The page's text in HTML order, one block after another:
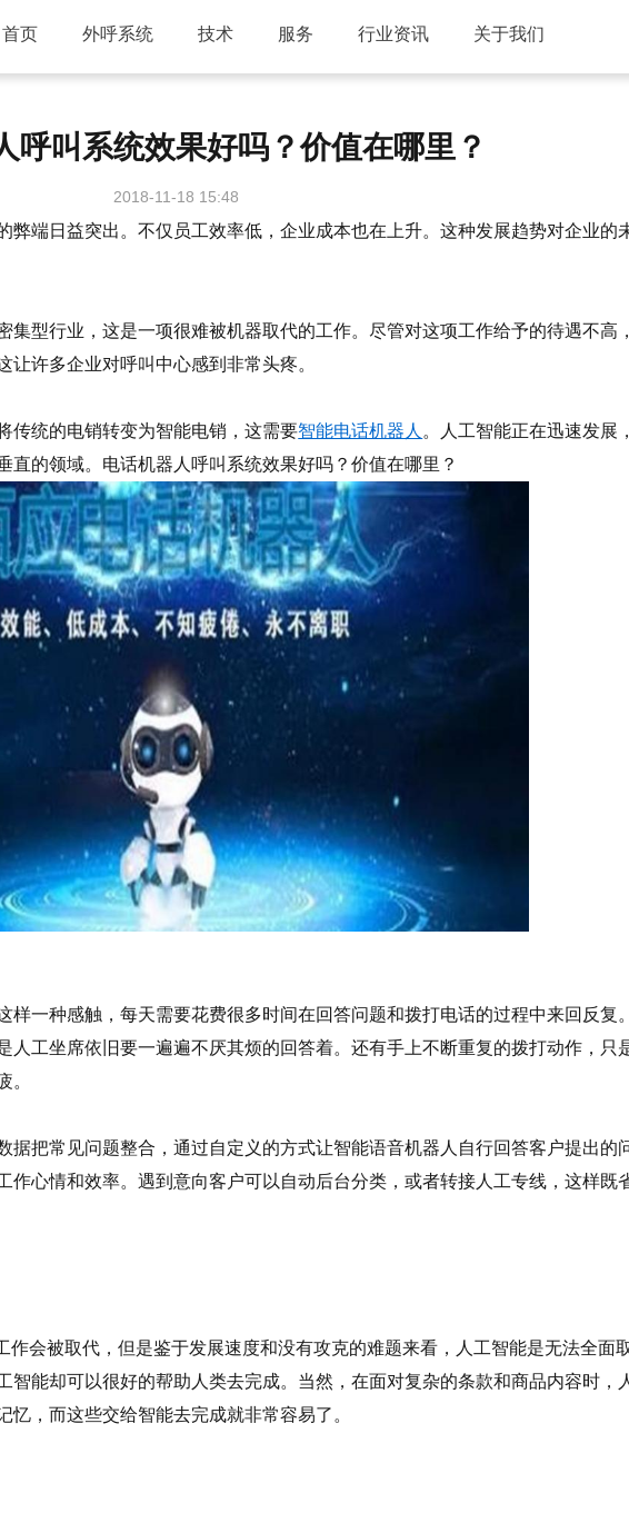
首页 外呼系统 技术 服务 行业资讯 关于我们
呼叫系统效果好吗？价值在哪里？
2018-11-18 15:48
端日益突出。不仅员工效率低，企业成本也在上升。这种发展趋势对企业的
型行业，这是一项很难被机器取代的工作。尽管对这项工作给予的待遇不高，
许多企业对呼叫中心感到非常头疼。
统的电销转变为智能电销，这需要智能电话机器人 。人工智能正在迅速发展，
直的领域。 电话机器人呼叫系统效果好吗？价值在哪里？
一种感触，每天需要花费很多时间在回答问题和拨打电话的过程中来回反复。
人工坐席依旧要一遍遍不厌其烦的回答着。还有手上不断重复的拨打动作，只
。
把常见问题整合，通过自定义的方式让智能语音机器人自行回答客户提出的
作心情和效率。遇到意向客户可以自动后台分类，或者转接人工专线，这样既
会被取代，但是鉴于发展速度和没有攻克的难题来看，人工智能是无法全面
智能却可以很好的帮助人类去完成。当然，在面对复杂的条款和商品内容时，
，而这些交给智能去完成就非常容易了。